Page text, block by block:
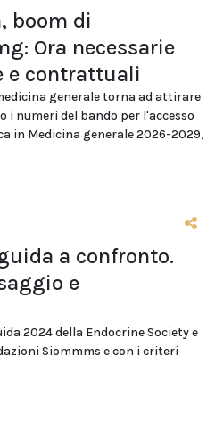
boom di
Ora necessarie
e contrattuali
generale torna ad attirare
i numeri del bando per l'accesso
in Medicina generale 2026-2029,
a confronto.
e
2024 della Endocrine Society e
Siommms e con i criteri